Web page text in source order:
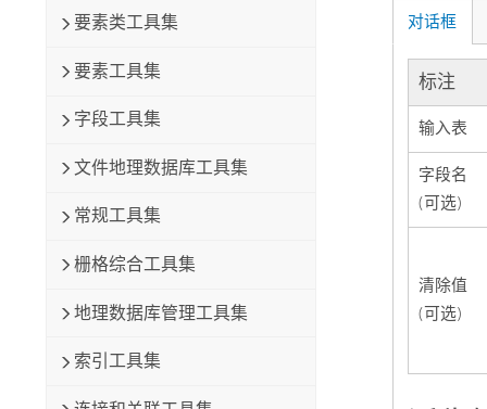
要素类工具集
要素工具集
字段工具集
文件地理数据库工具集
常规工具集
栅格综合工具集
地理数据库管理工具集
索引工具集
对话框
标注
输入表
字段名
(可选)
清除值
(可选)